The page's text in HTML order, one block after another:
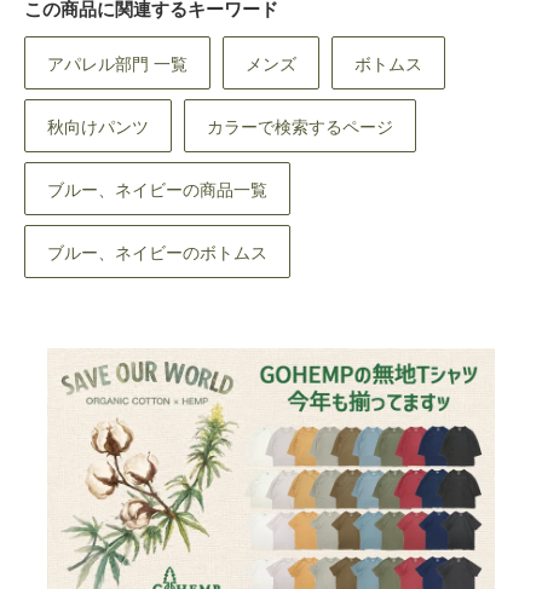
この商品に関連するキーワード
アパレル部門 一覧 メンズ ボトムス
秋向けパンツ カラーで検索するページ
ブルー、ネイビーの商品一覧
ブルー、ネイビーのボトムス